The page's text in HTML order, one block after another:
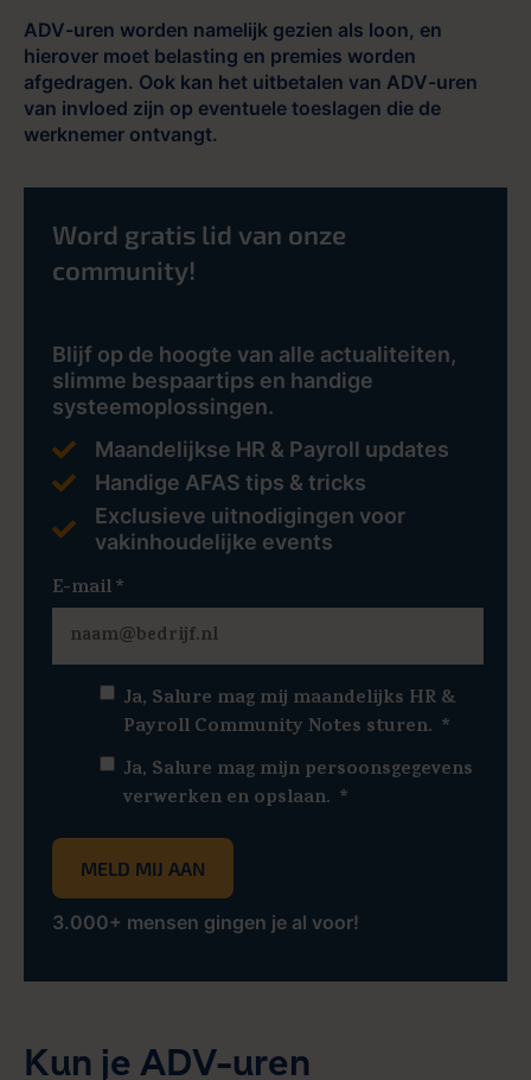
ADV-uren worden namelijk gezien als loon, en
hierover moet belasting en premies worden
afgedragen. Ook kan het uitbetalen van ADV-uren
van invloed zijn op eventuele toeslagen die de
werknemer ontvangt.
Word gratis lid van onze
community!
Blijf op de hoogte van alle actualiteiten,
slimme bespaartips en handige
systeemoplossingen.
Maandelijkse HR & Payroll updates
Handige AFAS tips & tricks
Exclusieve uitnodigingen voor
vakinhoudelijke events
E-mail*
Ja, Salure mag mij maandelijks HR &
Payroll Community Notes sturen. *
Ja, Salure mag mijn persoonsgegevens
verwerken en opslaan. *
3.000+ mensen gingen je al voor!
Kun je ADV-uren